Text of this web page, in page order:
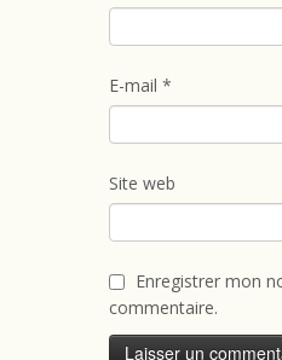
E-mail *
Site web
Enregistrer mon
commentaire.